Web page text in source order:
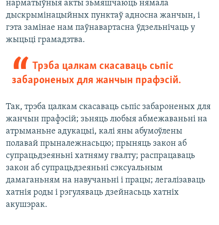
нарматыўныя акты зьмяшчаюць нямала
дыскрымінацыйных пунктаў адносна жанчын, і
гэта замінае нам паўнавартасна ўдзельнічаць у
жыцьці грамадзтва.
Трэба цалкам скасаваць сьпіс
забароненых для жанчын прафэсій.
Так, трэба цалкам скасаваць сьпіс забароненых для
жанчын прафэсій; зьняць любыя абмежаваньні на
атрыманьне адукацыі, калі яны абумоўлены
полавай прыналежнасьцю; прыняць закон аб
супрацьдзеяньні хатняму гвалту; распрацаваць
закон аб супрацьдзеяньні сэксуальным
дамаганьням на навучаньні і працы; легалізаваць
хатнія роды і рэгуляваць дзейнасьць хатніх
акушэрак.